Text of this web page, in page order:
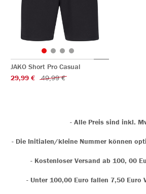
JAKO Short Pro Casual
29,99 €
49,99 €
- Alle Preis sind inkl.
- Die Initialen/kleine Nummer können
- Kostenloser Versand ab 100, 00
- Unter 100,00 Euro fallen 7,50 Euro